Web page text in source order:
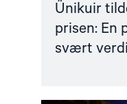
Ünikuir
prisen: En
svært